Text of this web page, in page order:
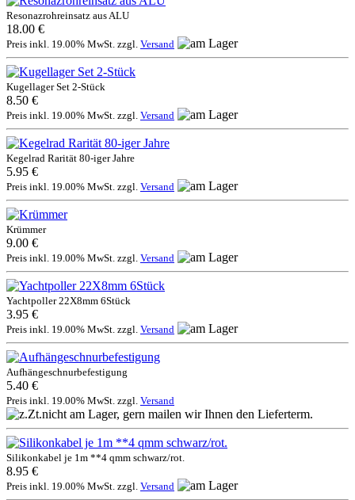
Resonazrohreinsatz aus ALU
18.00 €
Preis inkl. 19.00% MwSt. zzgl. Versand
Kugellager Set 2-Stück
8.50 €
Preis inkl. 19.00% MwSt. zzgl. Versand
Kegelrad Rarität 80-iger Jahre
5.95 €
Preis inkl. 19.00% MwSt. zzgl. Versand
Krümmer
9.00 €
Preis inkl. 19.00% MwSt. zzgl. Versand
Yachtpoller 22X8mm 6Stück
3.95 €
Preis inkl. 19.00% MwSt. zzgl. Versand
Aufhängeschnurbefestigung
5.40 €
Preis inkl. 19.00% MwSt. zzgl. Versand
Silikonkabel je 1m **4 qmm schwarz/rot.
8.95 €
Preis inkl. 19.00% MwSt. zzgl. Versand